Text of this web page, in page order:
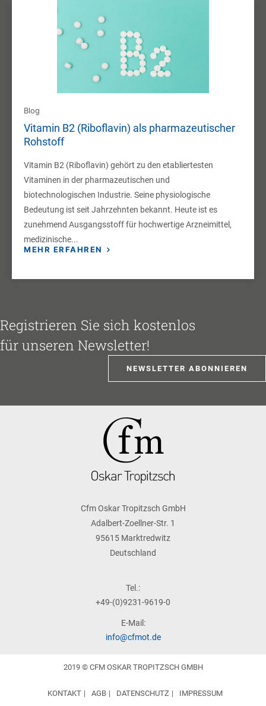
Blog
Vitamin B2 (Riboflavin) als pharmazeutischer
Rohstoff
Vitamin B2 (Riboflavin) gehört zu den etabliertesten
Vitaminen in der pharmazeutischen und
biotechnologischen Industrie. Seine physiologische
Bedeutung ist seit Jahrzehnten bekannt. Heute ist es
zunehmend Ausgangsstoff für hochwertige Arzneimittel,
medizinische...
MEHR ERFAHREN
Registrieren Sie sich kostenlos
für unseren Newsletter!
NEWSLETTER ABONNIEREN
Cfm Oskar Tropitzsch GmbH
Adalbert-Zoellner-Str. 1
95615 Marktredwitz
Deutschland
Tel.:
+49-(0)9231-9619-0
E-Mail:
info@cfmot.de
2019 © CFM OSKAR TROPITZSCH GMBH
KONTAKT AGB DATENSCHUTZ IMPRESSUM